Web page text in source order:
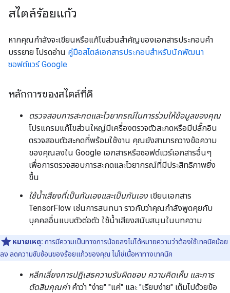
สไตล์ร้อยแก้ว
หากคุณกำลังจะเขียนหรือแก้ไขส่วนสำคัญของเอกสารประกอบคำ
บรรยาย โปรดอ่าน คู่มือสไตล์เอกสารประกอบสำหรับนักพัฒนา
ซอฟต์แวร์ Google
หลักการของสไตล์ที่ดี
ตรวจสอบการสะกดและไวยากรณ์ในการร่วมให้ข้อมูลของคุณ
โปรแกรมแก้ไขส่วนใหญ่มีเครื่องตรวจตัวสะกดหรือมีปลั๊กอิน
ตรวจสอบตัวสะกดที่พร้อมใช้งาน คุณยังสามารถวางข้อความ
ของคุณลงใน Google เอกสารหรือซอฟต์แวร์เอกสารอื่นๆ
เพื่อการตรวจสอบการสะกดและไวยากรณ์ที่มีประสิทธิภาพยิ่ง
ขึ้น
ใช้น้ำเสียงที่เป็นกันเองและเป็นกันเอง เขียนเอกสาร
TensorFlow เช่นการสนทนา ราวกับว่าคุณกำลังพูดคุยกับ
บุคคลอื่นแบบตัวต่อตัว ใช้น้ำเสียงสนับสนุนในบทความ
หมายเหตุ: การมีความเป็นทางการน้อยลงไม่ได้หมายความว่าต้องใช้เทคนิคน้อย
ลง ลดความซับซ้อนของร้อยแก้วของคุณ ไม่ใช่เนื้อหาทางเทคนิค
หลีกเลี่ยงการปฏิเสธความรับผิดชอบ ความคิดเห็น และการ
ตัดสินคุณค่าคำว่า "ง่าย" "แค่" และ "เรียบง่าย" เต็มไปด้วยข้อ